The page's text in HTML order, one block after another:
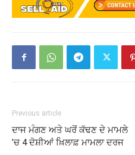
Previous article
ਦਾਜ ਮੰਗਣ ਅਤੇ ਘਰੋਂ ਕੱਢਣ ਦੇ ਮਾਮਲੇ
’ਚ 4 ਦੋਸ਼ੀਆਂ ਖ਼ਿਲਾਫ਼ ਮਾਮਲਾ ਦਰਜ